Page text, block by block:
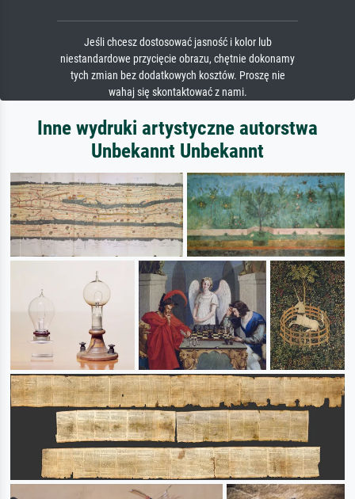
Jeśli chcesz dostosować jasność i kolor lub
niestandardowe przycięcie obrazu, chętnie dokonamy
tych zmian bez dodatkowych kosztów. Proszę nie
wahaj się skontaktować z nami.
Inne wydruki artystyczne autorstwa
Unbekannt Unbekannt